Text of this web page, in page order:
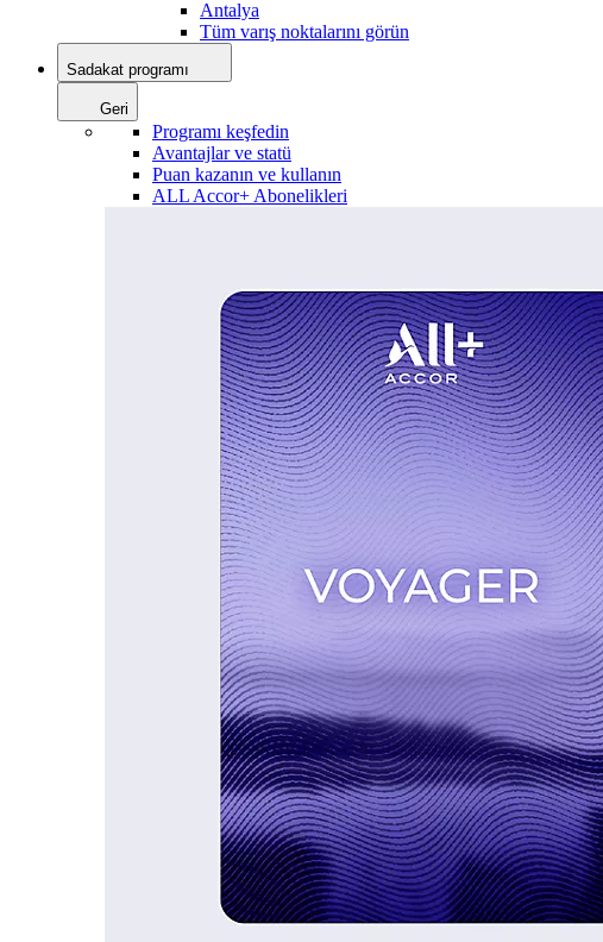
Antalya
Tüm varış noktalarını görün
Sadakat programı
Geri
Programı keşfedin
Avantajlar ve statü
Puan kazanın ve kullanın
ALL Accor+ Abonelikleri